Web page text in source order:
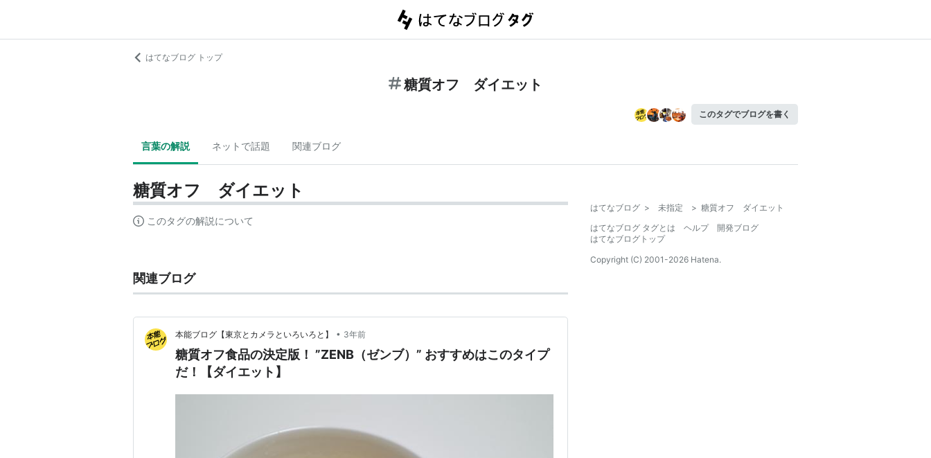
はてなブログ トップ
糖質オフ ダイエット
このタグでブログを書く
言葉の解説 ネットで話題 関連ブログ
糖質オフ ダイエット
このタグの解説について
関連ブログ
本能ブログ【東京とカメラといろいろと】 • 3年前
糖質オフ食品の決定版！ ”ZENB（ゼンブ）” おすすめはこのタイプ
だ！【ダイエット】
はてなブログ > 未指定 > 糖質オフ ダイエット
はてなブログ タグとは
ヘルプ
開発ブログ
はてなブログトップ
Copyright (C) 2001-2026 Hatena.